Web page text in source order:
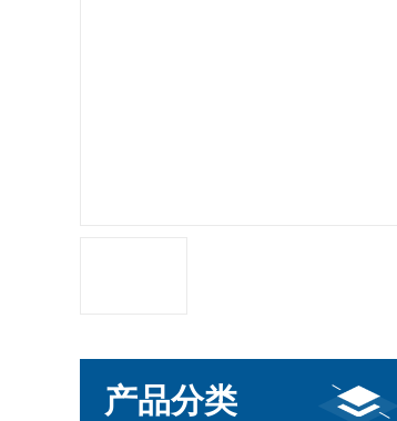
产品分类